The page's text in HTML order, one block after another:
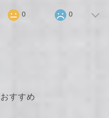
0 0
すすめ